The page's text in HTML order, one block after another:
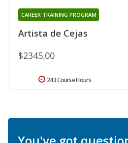
Artista de Cejas
CAREER TRAINING PROGRAM
$2345.00
243 Course Hours